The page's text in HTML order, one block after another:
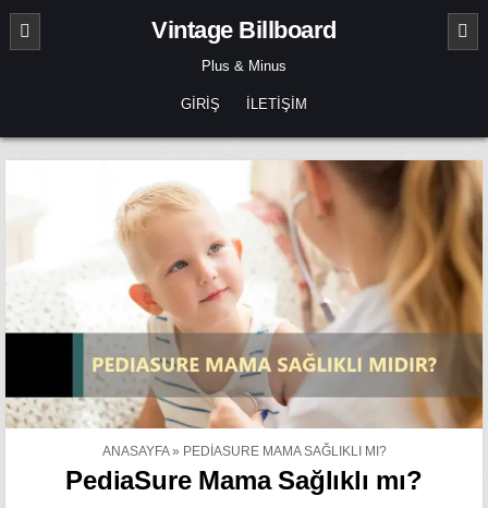
Skip
content
Vintage Billboard
Plus & Minus
GIRIŞ İLETIŞIM
ANASAYFA» PEDIASURE MAMA SAĞLIKLI MI?
PediaSure Mama Sağlıklı mı?